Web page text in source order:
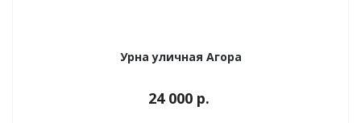
Урна уличная Агора
24 000 р.